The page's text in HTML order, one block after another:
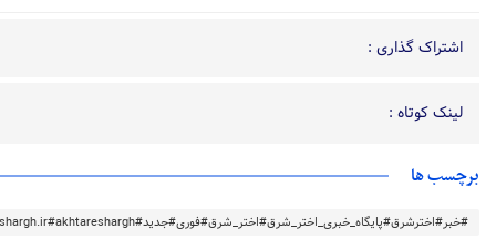
اشتراک گذاری :
لینک کوتاه :
برچسب ها
#خبر#اخترشرق#پایگاه_خبری_اختر_شرق#اختر_شرق#فوری#جدید#akhtareshargh.ir#akhtareshargh#خراسان#خراسان_رضوی